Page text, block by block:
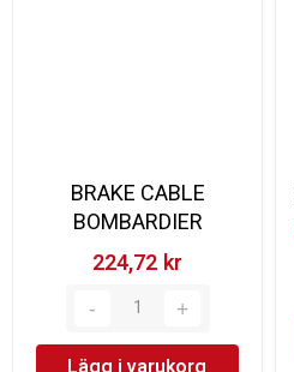
BRAKE CABLE
BOMBARDIER
224,72 kr‎